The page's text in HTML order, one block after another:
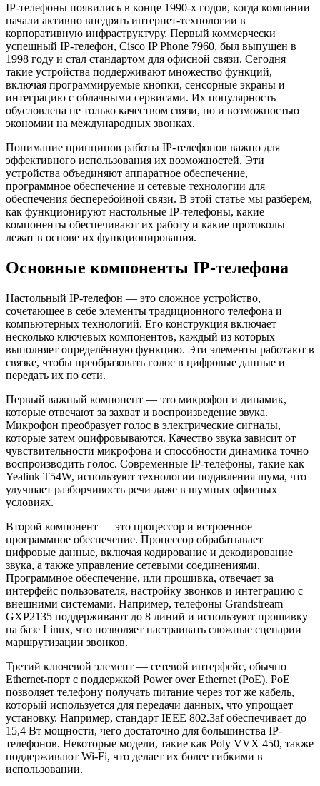
IP-телефоны появились в конце 1990-х годов, когда компании
начали активно внедрять интернет-технологии в
корпоративную инфраструктуру. Первый коммерчески
успешный IP-телефон, Cisco IP Phone 7960, был выпущен в
1998 году и стал стандартом для офисной связи. Сегодня
такие устройства поддерживают множество функций,
включая программируемые кнопки, сенсорные экраны и
интеграцию с облачными сервисами. Их популярность
обусловлена не только качеством связи, но и возможностью
экономии на международных звонках.
Понимание принципов работы IP-телефонов важно для
эффективного использования их возможностей. Эти
устройства объединяют аппаратное обеспечение,
программное обеспечение и сетевые технологии для
обеспечения бесперебойной связи. В этой статье мы разберём,
как функционируют настольные IP-телефоны, какие
компоненты обеспечивают их работу и какие протоколы
лежат в основе их функционирования.
Основные компоненты IP-телефона
Настольный IP-телефон — это сложное устройство,
сочетающее в себе элементы традиционного телефона и
компьютерных технологий. Его конструкция включает
несколько ключевых компонентов, каждый из которых
выполняет определённую функцию. Эти элементы работают в
связке, чтобы преобразовать голос в цифровые данные и
передать их по сети.
Первый важный компонент — это микрофон и динамик,
которые отвечают за захват и воспроизведение звука.
Микрофон преобразует голос в электрические сигналы,
которые затем оцифровываются. Качество звука зависит от
чувствительности микрофона и способности динамика точно
воспроизводить голос. Современные IP-телефоны, такие как
Yealink T54W, используют технологии подавления шума, что
улучшает разборчивость речи даже в шумных офисных
условиях.
Второй компонент — это процессор и встроенное
программное обеспечение. Процессор обрабатывает
цифровые данные, включая кодирование и декодирование
звука, а также управление сетевыми соединениями.
Программное обеспечение, или прошивка, отвечает за
интерфейс пользователя, настройку звонков и интеграцию с
внешними системами. Например, телефоны Grandstream
GXP2135 поддерживают до 8 линий и используют прошивку
на базе Linux, что позволяет настраивать сложные сценарии
маршрутизации звонков.
Третий ключевой элемент — сетевой интерфейс, обычно
Ethernet-порт с поддержкой Power over Ethernet (PoE). PoE
позволяет телефону получать питание через тот же кабель,
который используется для передачи данных, что упрощает
установку. Например, стандарт IEEE 802.3af обеспечивает до
15,4 Вт мощности, чего достаточно для большинства IP-
телефонов. Некоторые модели, такие как Poly VVX 450, также
поддерживают Wi-Fi, что делает их более гибкими в
использовании.